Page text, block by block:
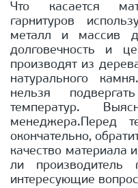
Что касается
гарнитуров
металл и массив
долговечность и
производят из
натурального
нельзя
температур.
менеджера.Перед
окончательно,
качество материала
ли производитель
интересующие